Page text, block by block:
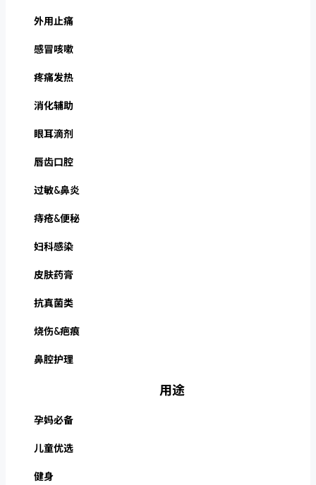
外用止痛
感冒咳嗽
疼痛发热
消化辅助
眼耳滴剂
唇齿口腔
过敏&鼻炎
痔疮&便秘
妇科感染
皮肤药膏
抗真菌类
烧伤&疤痕
鼻腔护理
用途
孕妈必备
儿童优选
健身